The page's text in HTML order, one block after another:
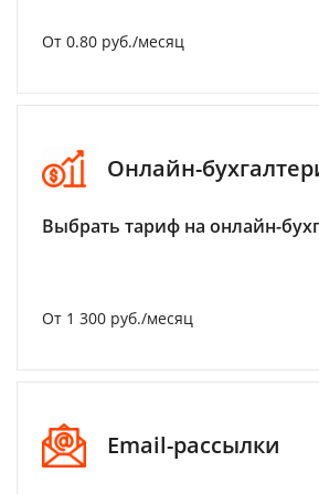
От 0.80 руб./месяц
Онлайн-
Выбрать тариф на онлайн-
От 1 300 руб./месяц
Email-рассылки